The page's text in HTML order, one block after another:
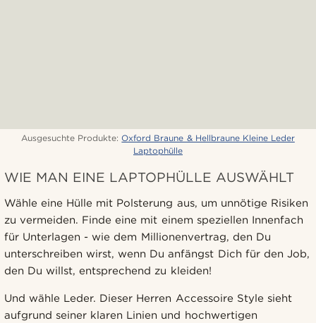
Ausgesuchte Produkte: Oxford Braune & Hellbraune Kleine Leder
Laptophülle
WIE MAN EINE LAPTOPHÜLLE AUSWÄHLT
Wähle eine Hülle mit Polsterung aus, um unnötige Risiken
zu vermeiden. Finde eine mit einem speziellen Innenfach
für Unterlagen - wie dem Millionenvertrag, den Du
unterschreiben wirst, wenn Du anfängst Dich für den Job,
den Du willst, entsprechend zu kleiden!
Und wähle Leder. Dieser Herren Accessoire Style sieht
aufgrund seiner klaren Linien und hochwertigen